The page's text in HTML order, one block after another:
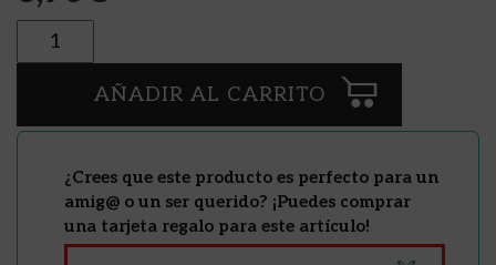
Cantidad
AÑADIR AL CARRITO
¿Crees que este producto es perfecto para un
amig@ o un ser querido? ¡Puedes comprar
una tarjeta regalo para este artículo!